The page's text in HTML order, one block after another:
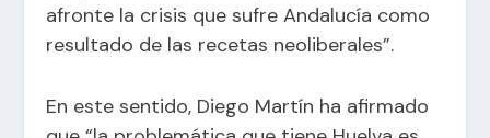
afronte la crisis que sufre Andalucía como
resultado de las recetas neoliberales”.
En este sentido, Diego Martín ha afirmado